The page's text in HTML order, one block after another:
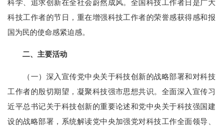
科学、追求创新在全社会蔚然成风。全国科技工作者日是广大
科技工作者的节日，重在增强科技工作者的荣誉感获得感和报
国为民的使命感紧迫感。
二、主要活动
（一）深入宣传党中央关于科技创新的战略部署和对科技
工作者的殷切期望，凝聚科技强市思想共识。全面深入宣传习
近平总书记关于科技创新的重要论述和党中央关于科技强国建
设的战略部署，系统解读党中央加强党对科技工作全面领导、